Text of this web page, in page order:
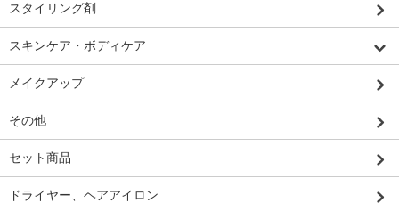
スタイリング剤
スキンケア・ボディケア
メイクアップ
その他
セット商品
ドライヤー、ヘアアイロン